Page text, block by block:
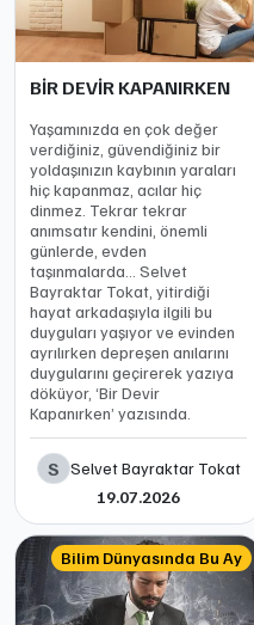
BİR DEVİR KAPANIRKEN
Yaşamınızda en çok değer
verdiğiniz, güvendiğiniz bir
yoldaşınızın kaybının yaraları
hiç kapanmaz, acılar hiç
dinmez. Tekrar tekrar
anımsatır kendini, önemli
günlerde, evden
taşınmalarda… Selvet
Bayraktar Tokat, yitirdiği
hayat arkadaşıyla ilgili bu
duyguları yaşıyor ve evinden
ayrılırken depreşen anılarını
duygularını geçirerek yazıya
döküyor, ‘Bir Devir
Kapanırken’ yazısında.
S Selvet Bayraktar Tokat
19.07.2026
Bilim Dünyasında Bu Ay